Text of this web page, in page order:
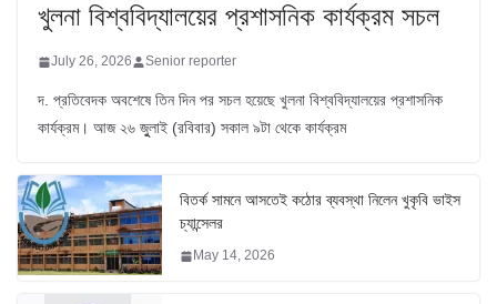
খুলনা বিশ্ববিদ্যালয়ের প্রশাসনিক কার্যক্রম সচল
July 26, 2026 Senior reporter
দ. প্রতিবেদক অবশেষে তিন দিন পর সচল হয়েছে খুলনা বিশ্ববিদ্যালয়ের প্রশাসনিক
কার্যক্রম। আজ ২৬ জুুলাই (রবিবার) সকাল ৯টা থেকে কার্যক্রম
বিতর্ক সামনে আসতেই কঠোর ব্যবস্থা নিলেন খুকৃবি ভাইস
চ্যান্সেলর
May 14, 2026